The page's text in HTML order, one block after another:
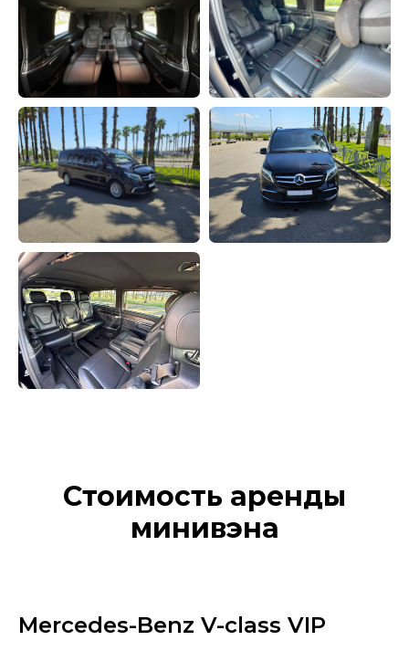
Стоимость аренды
минивэна
Mercedes-Benz V-class VIP